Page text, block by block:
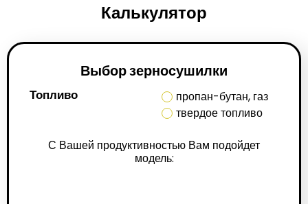
Калькулятор
Выбор зерносушилки
Топливо
пропан-бутан, газ
твердое топливо
С Вашей продуктивностью Вам подойдет
модель: